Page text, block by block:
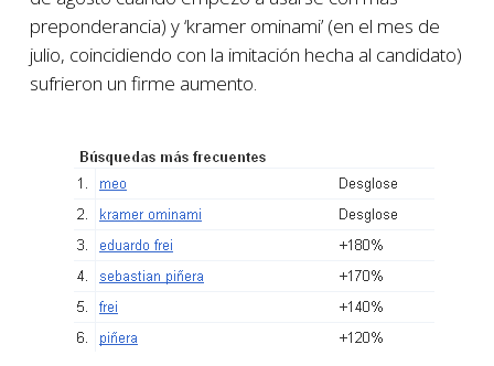
preponderancia) y ‘kramer ominami’ (en el mes de
julio, coincidiendo con la imitación hecha al candidato)
sufrieron un firme aumento.